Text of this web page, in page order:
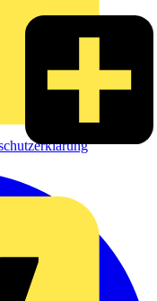
Sie stets aktuelle